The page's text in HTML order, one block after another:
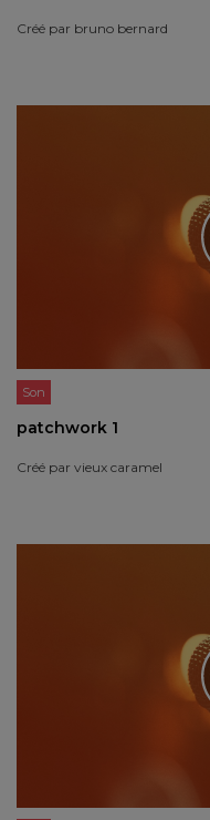
Créé par bruno bernard
Son
patchwork 1
Créé par vieux caramel